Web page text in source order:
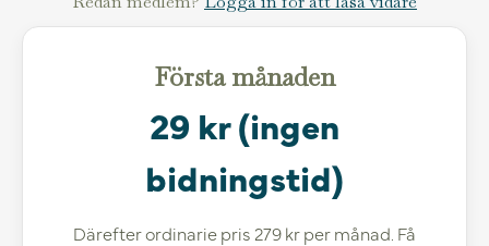
Första månaden
29 kr (ingen
bidningstid)
Därefter ordinarie pris 279 kr per månad. Få